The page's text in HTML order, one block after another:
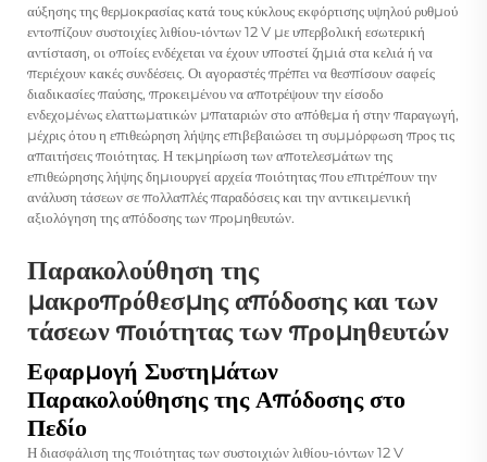
αύξησης της θερμοκρασίας κατά τους κύκλους εκφόρτισης υψηλού ρυθμού
εντοπίζουν συστοιχίες λιθίου-ιόντων 12 V με υπερβολική εσωτερική
αντίσταση, οι οποίες ενδέχεται να έχουν υποστεί ζημιά στα κελιά ή να
περιέχουν κακές συνδέσεις. Οι αγοραστές πρέπει να θεσπίσουν σαφείς
διαδικασίες παύσης, προκειμένου να αποτρέψουν την είσοδο
ενδεχομένως ελαττωματικών μπαταριών στο απόθεμα ή στην παραγωγή,
μέχρις ότου η επιθεώρηση λήψης επιβεβαιώσει τη συμμόρφωση προς τις
απαιτήσεις ποιότητας. Η τεκμηρίωση των αποτελεσμάτων της
επιθεώρησης λήψης δημιουργεί αρχεία ποιότητας που επιτρέπουν την
ανάλυση τάσεων σε πολλαπλές παραδόσεις και την αντικειμενική
αξιολόγηση της απόδοσης των προμηθευτών.
Παρακολούθηση της
μακροπρόθεσμης απόδοσης και των
τάσεων ποιότητας των προμηθευτών
Εφαρμογή Συστημάτων
Παρακολούθησης της Απόδοσης στο
Πεδίο
Η διασφάλιση της ποιότητας των συστοιχιών λιθίου-ιόντων 12 V